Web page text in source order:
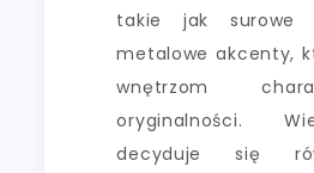
takie jak surowe
metalowe akcenty,
wnętrzom
oryginalności.
decyduje się